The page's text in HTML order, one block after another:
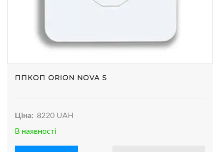
ППКОП ORION NOVA S
Ціна: 8220 UAH
В наявності